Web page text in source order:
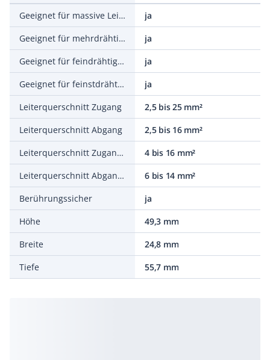
Geeignet für massive Leiter
ja
Geeignet für mehrdrähtige Leiter
ja
Geeignet für feindrähtige Leiter
ja
Geeignet für feinstdrähtige Leiter
ja
Leiterquerschnitt Zugang
2,5 bis 25 mm²
Leiterquerschnitt Abgang
2,5 bis 16 mm²
Leiterquerschnitt Zugang AWG
4 bis 16 mm²
Leiterquerschnitt Abgang AWG
6 bis 14 mm²
Berührungssicher
ja
Höhe
49,3 mm
Breite
24,8 mm
Tiefe
55,7 mm